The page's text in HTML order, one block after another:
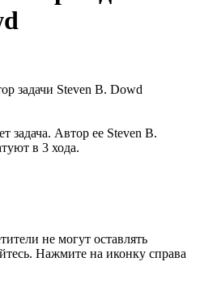
задача. Автор ее Steven B.
в 3 хода.
не могут оставлять
Нажмите на иконку справа